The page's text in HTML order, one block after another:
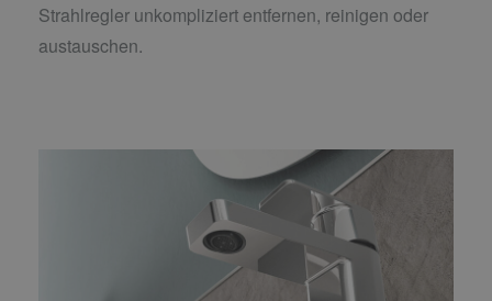
Strahlregler unkompliziert entfernen, reinigen oder
austauschen.